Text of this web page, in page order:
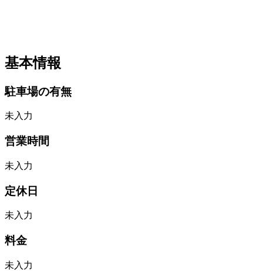
基本情報
駐車場の有無
未入力
営業時間
未入力
定休日
未入力
料金
未入力